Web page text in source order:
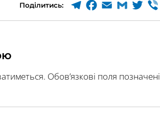
Поділитись:
Обов’язкові поля позначені